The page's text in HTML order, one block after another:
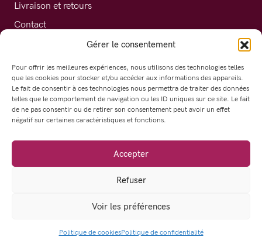
Gérer le consentement
Pour offrir les meilleures expériences, nous utilisons des technologies telles
que les cookies pour stocker et/ou accéder aux informations des appareils.
Le fait de consentir à ces technologies nous permettra de traiter des données
telles que le comportement de navigation ou les ID uniques sur ce site. Le fait
de ne pas consentir ou de retirer son consentement peut avoir un effet
négatif sur certaines caractéristiques et fonctions.
Accepter
Refuser
Voir les préférences
Politique de cookiesPolitique de confidentialité
Livraison et retours
Contact
Nos produits
Nos conseils
Offrez-vous un confort durable et éthique
Politique de cookies (UE)